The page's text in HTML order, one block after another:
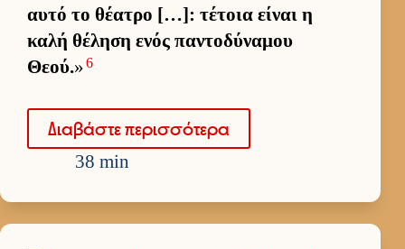
αυτό το θέατρο […]: τέτοια εί­ναι η
καλή θέληση ενός παντοδύναμου
Θεού.»6
Δια­βάστε περισ­σότερα
38 min